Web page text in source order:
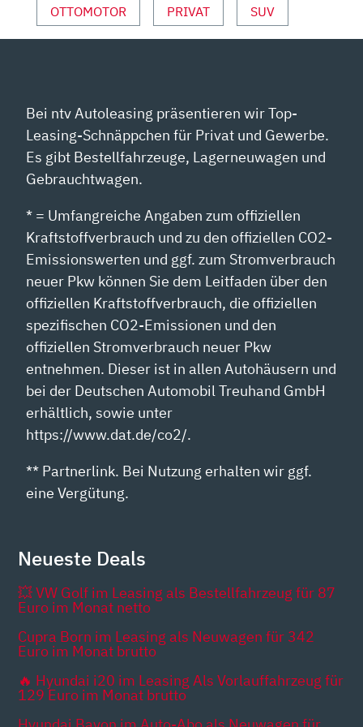
OTTOMOTOR PRIVAT SUV
Bei ntv Autoleasing präsentieren wir Top-
Leasing-Schnäppchen für Privat und Gewerbe.
Es gibt Bestellfahrzeuge, Lagerneuwagen und
Gebrauchtwagen.
* = Umfangreiche Angaben zum offiziellen
Kraftstoffverbrauch und zu den offiziellen CO2-
Emissionswerten und ggf. zum Stromverbrauch
neuer Pkw können Sie dem Leitfaden über den
offiziellen Kraftstoffverbrauch, die offiziellen
spezifischen CO2-Emissionen und den
offiziellen Stromverbrauch neuer Pkw
entnehmen. Dieser ist in allen Autohäusern und
bei der Deutschen Automobil Treuhand GmbH
erhältlich, sowie unter
https://www.dat.de/co2/.
** Partnerlink. Bei Nutzung erhalten wir ggf.
eine Vergütung.
Neueste Deals
💥 VW Golf im Leasing als Bestellfahrzeug für 87
Euro im Monat netto
Cupra Born im Leasing als Neuwagen für 342
Euro im Monat brutto
🔥 Hyundai i20 im Leasing Als Vorlauffahrzeug für
129 Euro im Monat brutto